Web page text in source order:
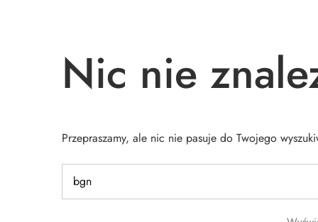
Nic nie
Przepraszamy, ale nic nie pasuje do Twojego